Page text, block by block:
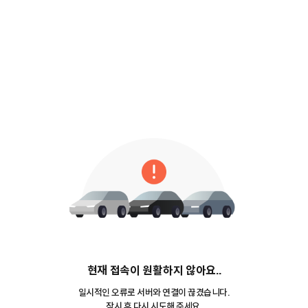
현재 접속이 원활하지 않아요..
일시적인 오류로 서버와 연결이 끊겼습니다.